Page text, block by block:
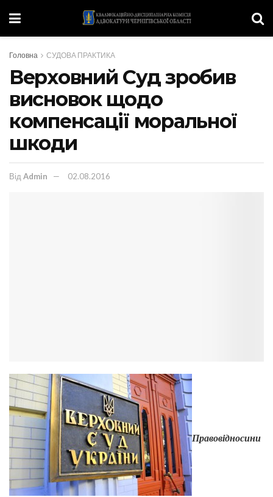
Головна СУДОВА ПРАКТИКА
Верховний Суд зробив
висновок щодо
компенсації моральної
шкоди
Від Admin 02.08.2016
Правовідносини